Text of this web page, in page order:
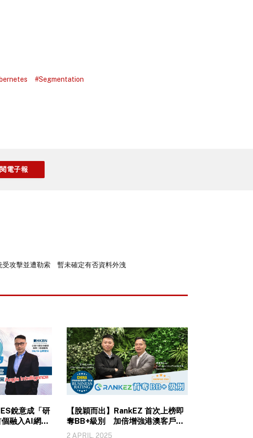
#Segmentation
受攻擊並遭勒索 暫未確定有否資料外洩
銳意成「研
融入AI網絡
【脫穎而出】RankEZ 首次上榜即
奪BB+級別 加倍增強港澳客戶信
心
2 APRIL, 2025